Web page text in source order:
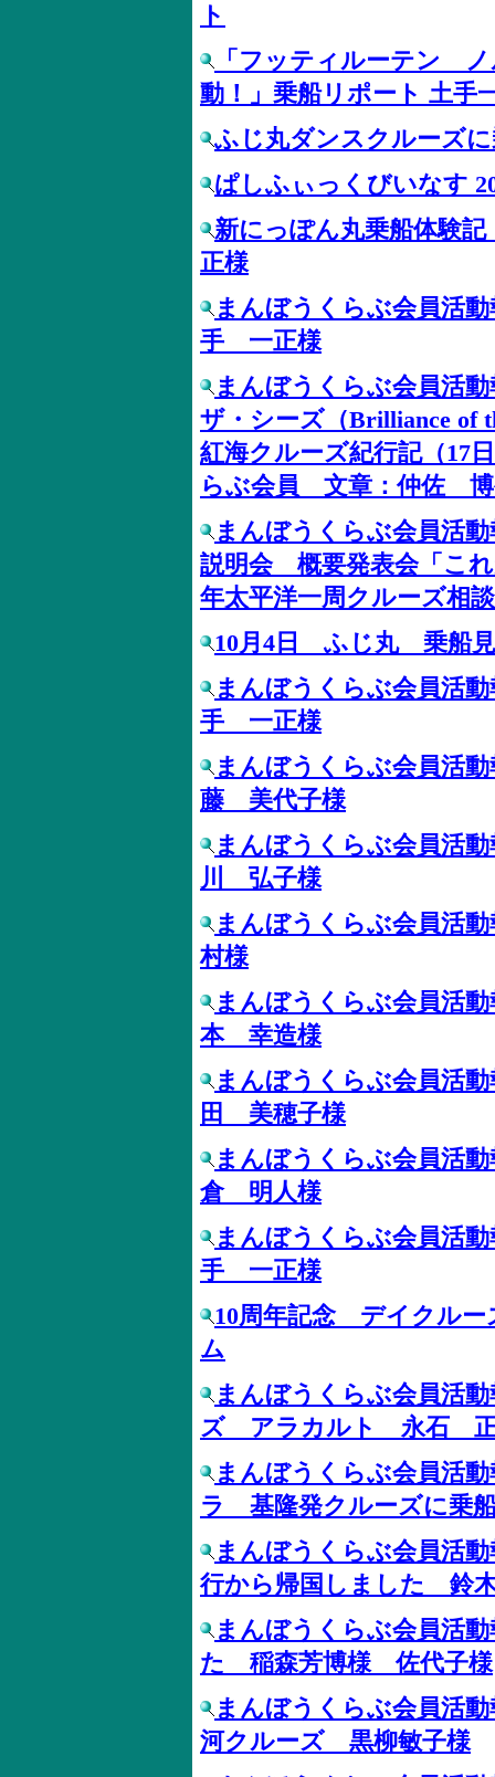
ト
「フッティルーテン
動！」乗船リポート 土手
ふじ丸ダンスクルーズ
ぱしふぃっくびいなす
新にっぽん丸乗船体験
正様
まんぼうくらぶ会員活
手 一正様
まんぼうくらぶ会員活
ザ・シーズ（Brilliance of
紅海クルーズ紀行記（17
らぶ会員 文章：仲佐
まんぼうくらぶ会員活
説明会 概要発表会「こ
年太平洋一周クルーズ相
10月4日 ふじ丸 乗船
まんぼうくらぶ会員活
手 一正様
まんぼうくらぶ会員活
藤 美代子様
まんぼうくらぶ会員活
川 弘子様
まんぼうくらぶ会員活
村様
まんぼうくらぶ会員活
本 幸造様
まんぼうくらぶ会員活
田 美穂子様
まんぼうくらぶ会員活
倉 明人様
まんぼうくらぶ会員活
手 一正様
10周年記念 デイクルー
ム
まんぼうくらぶ会員活
ズ アラカルト 永石
まんぼうくらぶ会員活
ラ 基隆発クルーズに
まんぼうくらぶ会員活
行から帰国しました 鈴
まんぼうくらぶ会員活
た 稲森芳博様 佐代子様
まんぼうくらぶ会員活
河クルーズ 黒柳敏子様